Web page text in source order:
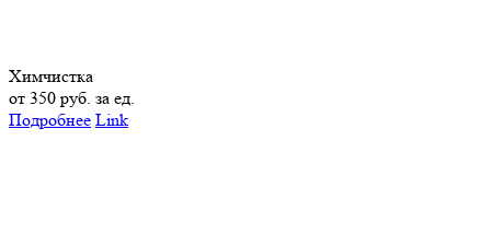
Химчистка
от 350 руб. за ед.
Подробнее Link